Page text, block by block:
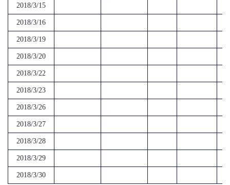
2018/3/15
2018/3/16
2018/3/19
2018/3/20
2018/3/22
2018/3/23
2018/3/26
2018/3/27
2018/3/28
2018/3/29
2018/3/30